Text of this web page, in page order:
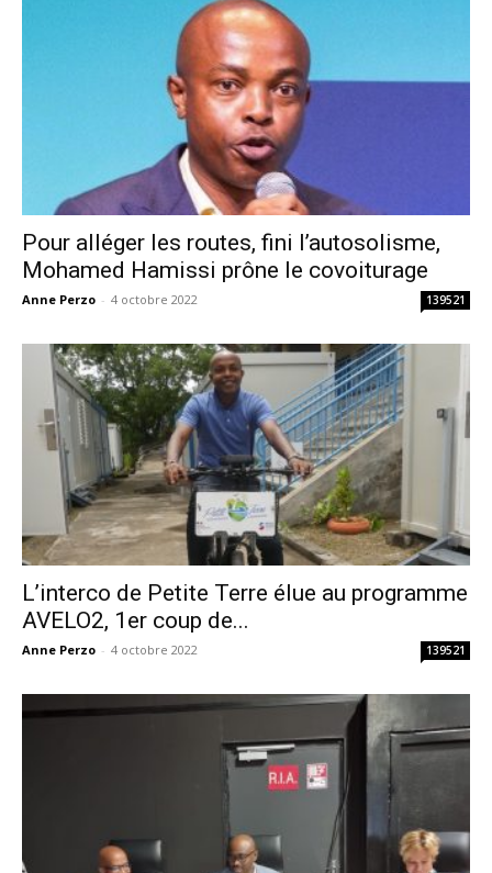
Pour alléger les routes, fini l’autosolisme,
Mohamed Hamissi prône le covoiturage
Anne Perzo - 4 octobre 2022 139521
L’interco de Petite Terre élue au programme
AVELO2, 1er coup de...
Anne Perzo - 4 octobre 2022 139521